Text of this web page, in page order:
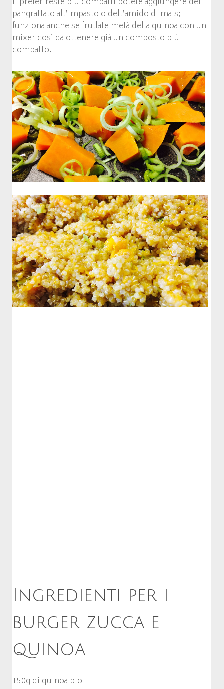
pangrattato all’impasto o dell’amido di mais;
funziona anche se frullate metà della quinoa con un
mixer così da ottenere già un composto più
compatto.
Ingredienti per i
burger zucca e
quinoa
150g di quinoa bio